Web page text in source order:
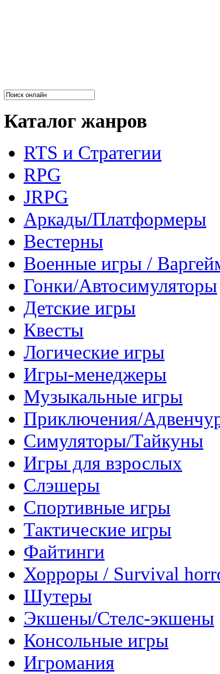
Каталог жанров
RTS и Стратегии
RPG
JRPG
Аркады/Платформеры
Вестерны
Военные игры /
Гонки/Автосимуляторы
Детские игры
Квесты
Логические игры
Игры-менеджеры
Музыкальные игры
Приключения/
Симуляторы/Тайкуны
Игры для взрослых
Слэшеры
Спортивные игры
Тактические игры
Файтинги
Хорроры / Survival
Шутеры
Экшены/Стелс-экшены
Консольные игры
Игромания